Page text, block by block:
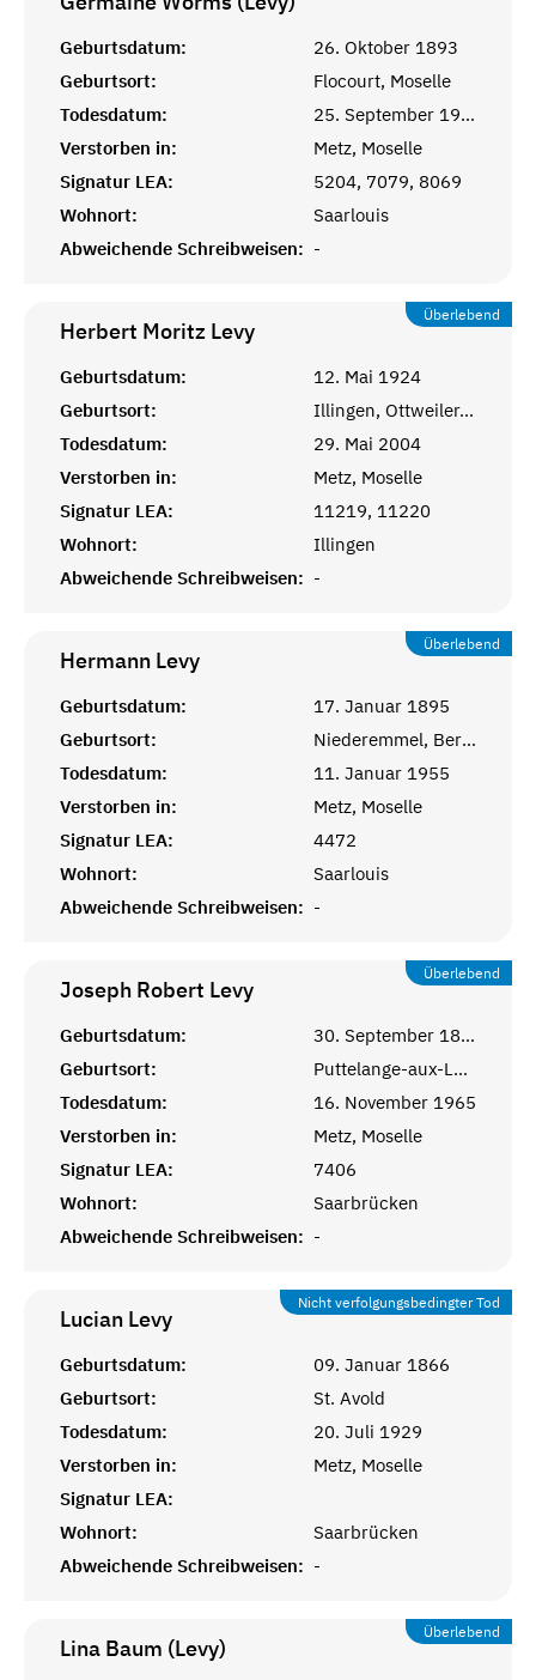
Geburtsdatum:
26. Oktober 1893
Geburtsort:
Flocourt, Moselle
Todesdatum:
25. September 1981
Verstorben in:
Metz, Moselle
Signatur LEA:
5204, 7079, 8069
Wohnort:
Saarlouis
Abweichende Schreibweisen: -
Überlebend
Herbert Moritz Levy
Geburtsdatum:
12. Mai 1924
Geburtsort:
Illingen, Ottweiler, Rheinprovinz
Todesdatum:
29. Mai 2004
Verstorben in:
Metz, Moselle
Signatur LEA:
11219, 11220
Wohnort:
Illingen
Abweichende Schreibweisen: -
Überlebend
Hermann Levy
Geburtsdatum:
17. Januar 1895
Geburtsort:
Niederemmel, Bernkastel-Wittlich
Todesdatum:
11. Januar 1955
Verstorben in:
Metz, Moselle
Signatur LEA:
4472
Wohnort:
Saarlouis
Abweichende Schreibweisen: -
Überlebend
Joseph Robert Levy
Geburtsdatum:
30. September 1896
Geburtsort:
Puttelange-aux-Lacs, Moselle
Todesdatum:
16. November 1965
Verstorben in:
Metz, Moselle
Signatur LEA:
7406
Wohnort:
Saarbrücken
Abweichende Schreibweisen: -
Nicht verfolgungsbedingter Tod
Lucian Levy
Geburtsdatum:
09. Januar 1866
Geburtsort:
St. Avold
Todesdatum:
20. Juli 1929
Verstorben in:
Metz, Moselle
Signatur LEA:
Wohnort:
Saarbrücken
Abweichende Schreibweisen: -
Überlebend
Lina Baum (Levy)